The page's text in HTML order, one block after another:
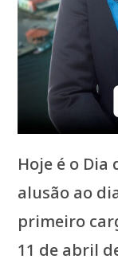
Hoje é o
alusão ao
primeiro
11 de abril